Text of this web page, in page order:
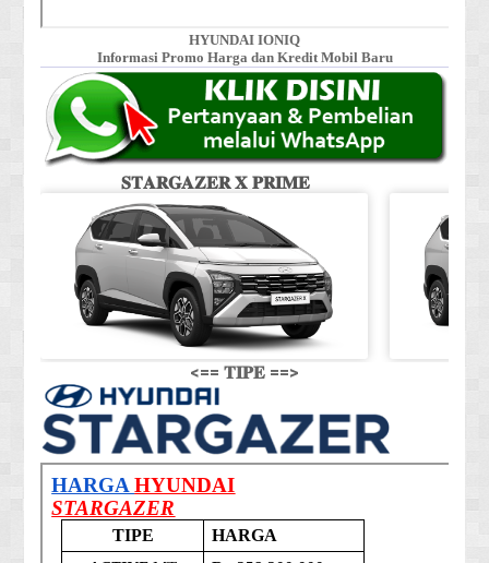
HYUNDAI IONIQ
Informasi Promo Harga dan Kredit Mobil Baru
𝐒𝐓𝐀𝐑𝐆𝐀𝐙𝐄𝐑 𝐗 𝐏𝐑𝐈𝐌𝐄
<== 𝐓𝐈𝐏𝐄 ==>